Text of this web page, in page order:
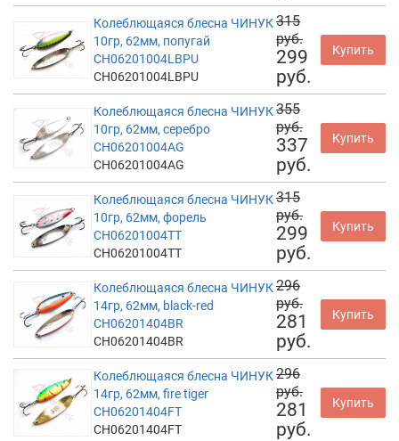
Колеблющаяся блесна ЧИНУК
10гр, 62мм, попугай
CH06201004LBPU
CH06201004LBPU
315
руб.
299
руб.
Купить
Колеблющаяся блесна ЧИНУК
10гр, 62мм, серебро
CH06201004AG
CH06201004AG
355
руб.
337
руб.
Купить
Колеблющаяся блесна ЧИНУК
10гр, 62мм, форель
CH06201004TT
CH06201004TT
315
руб.
299
руб.
Купить
Колеблющаяся блесна ЧИНУК
14гр, 62мм, black-red
CH06201404BR
CH06201404BR
296
руб.
281
руб.
Купить
Колеблющаяся блесна ЧИНУК
14гр, 62мм, fire tiger
CH06201404FT
CH06201404FT
296
руб.
281
руб.
Купить